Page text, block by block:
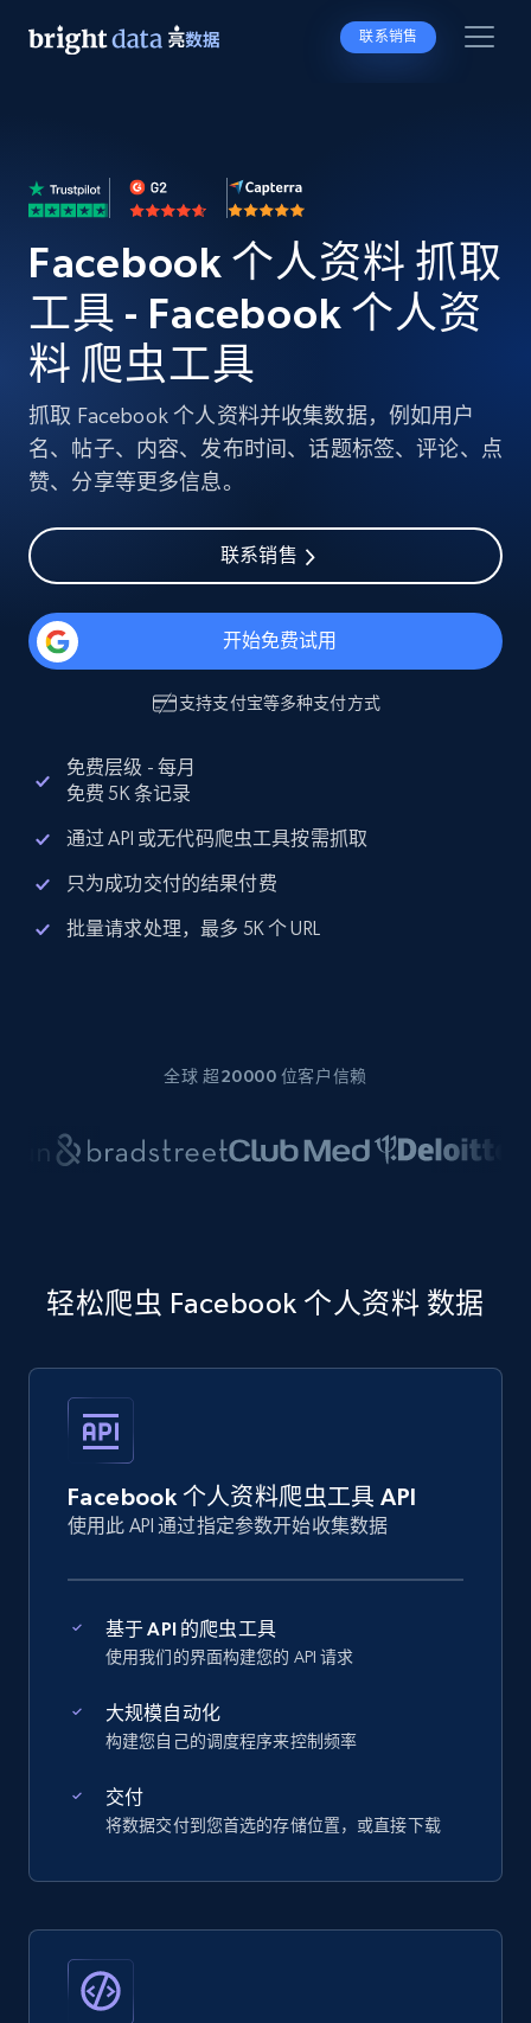
联系销售
Facebook 个人资料 抓取
工具 - Facebook 个人资
料 爬虫工具
抓取 Facebook 个人资料并收集数据，例如用户
名、帖子、内容、发布时间、话题标签、评论、点
赞、分享等更多信息。
联系销售
开始免费试用
支持支付宝等多种支付方式
免费层级 - 每月
免费 5K 条记录
通过 API 或无代码爬虫工具按需抓取
只为成功交付的结果付费
批量请求处理，最多 5K 个 URL
全球 超20000 位客户信赖
轻松爬虫 Facebook 个人资料 数据
Facebook 个人资料爬虫工具 API
使用此 API 通过指定参数开始收集数据
基于 API 的爬虫工具
使用我们的界面构建您的 API 请求
大规模自动化
构建您自己的调度程序来控制频率
交付
将数据交付到您首选的存储位置，或直接下载